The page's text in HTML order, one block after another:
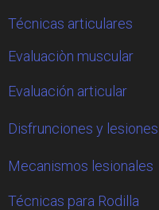
Técnicas articulares
Evaluaciòn muscular
Evaluación articular
Disfrunciones y
Mecanismos lesionales
Técnicas para Rodilla